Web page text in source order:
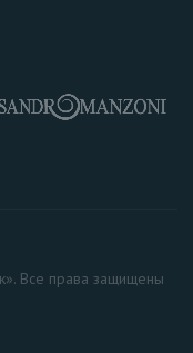
Все права защищены